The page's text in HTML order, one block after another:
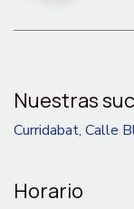
Nuestras
Curridabat, Calle
Horario